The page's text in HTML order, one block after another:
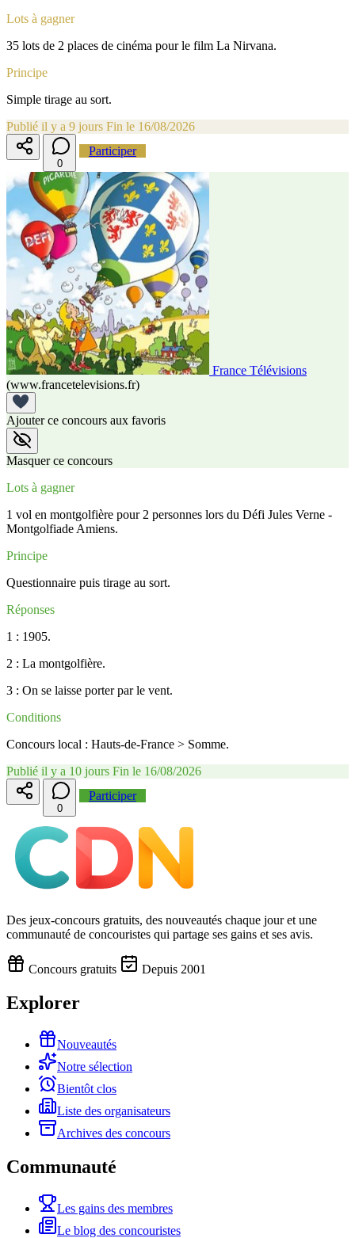
Lots à gagner
35 lots de 2 places de cinéma pour le film La Nirvana.
Principe
Simple tirage au sort.
Publié il y a 9 jours Fin le 16/08/2026
0
Participer
France Télévisions
(www.francetelevisions.fr)
Ajouter ce concours aux favoris
Masquer ce concours
Lots à gagner
1 vol en montgolfière pour 2 personnes lors du Défi Jules Verne -
Montgolfiade Amiens.
Principe
Questionnaire puis tirage au sort.
Réponses
1 : 1905.
2 : La montgolfière.
3 : On se laisse porter par le vent.
Conditions
Concours local : Hauts-de-France > Somme.
Publié il y a 10 jours Fin le 16/08/2026
0
Participer
Des jeux-concours gratuits, des nouveautés chaque jour et une
communauté de concouristes qui partage ses gains et ses avis.
Concours gratuits Depuis 2001
Explorer
Nouveautés
Notre sélection
Bientôt clos
Liste des organisateurs
Archives des concours
Communauté
Les gains des membres
Le blog des concouristes